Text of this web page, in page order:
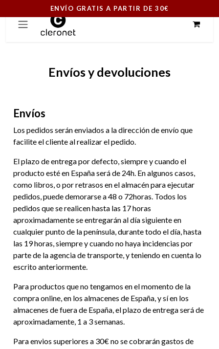
Ir al contenido
Envíos y devoluciones
Envíos
Los pedidos serán enviados a la dirección de envío que
facilite el cliente al realizar el pedido.
El plazo de entrega por defecto, siempre y cuando el
producto esté en España será de 24h. En algunos casos,
como libros, o por retrasos en el almacén para ejecutar
pedidos, puede demorarse a 48 o 72horas. Todos los
pedidos que se realicen hasta las 17 horas
aproximadamente se entregarán al día siguiente en
cualquier punto de la península, durante todo el día, hasta
las 19 horas, siempre y cuando no haya incidencias por
parte de la agencia de transporte, y teniendo en cuenta lo
escrito anteriormente.
Para productos que no tengamos en el momento de la
compra online, en los almacenes de España, y sí en los
almacenes de fuera de España, el plazo de entrega será de
aproximadamente, 1 a 3 semanas.
Para envios superiores a 30€ no se cobrarán gastos de
ENVÍO GRATIS A PARTIR DE 30€